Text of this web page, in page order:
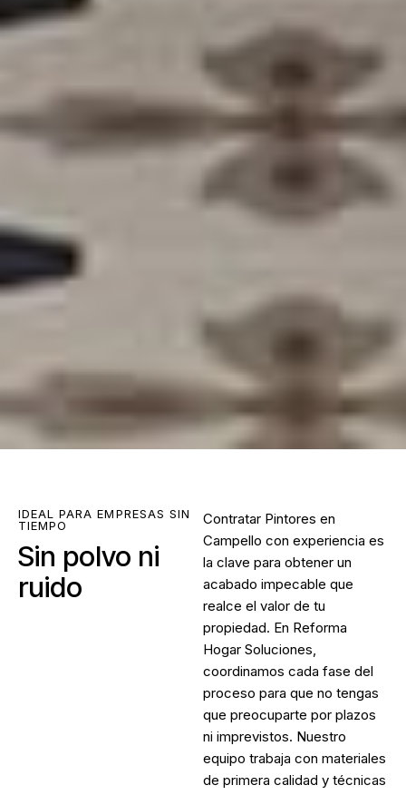
IDEAL PARA EMPRESAS SIN
TIEMPO
Sin polvo ni
ruido
Contratar Pintores en
Campello con experiencia es
la clave para obtener un
acabado impecable que
realce el valor de tu
propiedad. En Reforma
Hogar Soluciones,
coordinamos cada fase del
proceso para que no tengas
que preocuparte por plazos
ni imprevistos. Nuestro
equipo trabaja con materiales
de primera calidad y técnicas